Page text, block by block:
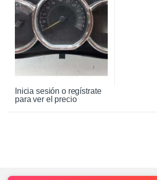
Inicia sesión o regístrate
para ver el precio